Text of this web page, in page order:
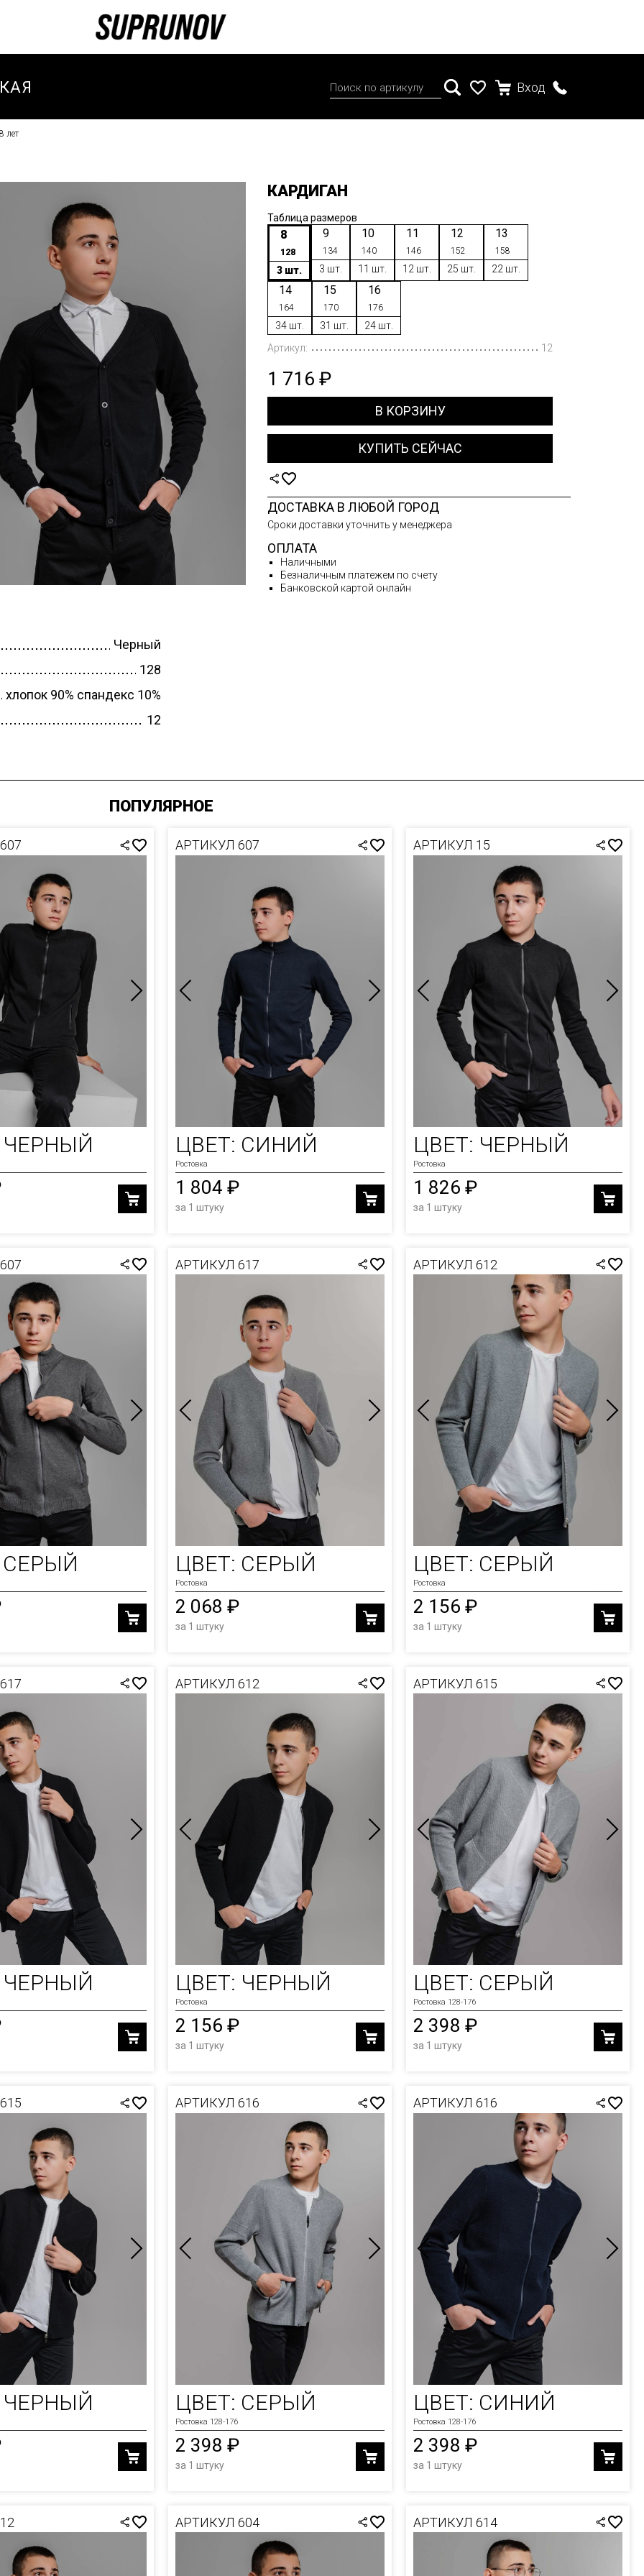
ВЕСНА
ДУТЫЙ
ЗИМА
ВЕСНА
Вход
8 лет
КАРДИГАН
Таблица размеров
8
128
3 шт.
9
134
3 шт.
10
140
11 шт.
11
146
12 шт.
12
152
25 шт.
13
158
22 шт.
14
164
34 шт.
15
170
31 шт.
16
176
24 шт.
Артикул:
12
1 716 ₽
В КОРЗИНУ
КУПИТЬ СЕЙЧАС
ДОСТАВКА В ЛЮБОЙ ГОРОД
Сроки доставки уточнить у менеджера
ОПЛАТА
Наличными
Безналичным платежем по счету
Банковской картой онлайн
Черный
128
хлопок 90% спандекс 10%
12
ПОПУЛЯРНОЕ
ЧЕРНЫЙ
АРТИКУЛ 607
ЦВЕТ: СИНИЙ
Ростовка
1 804 ₽
за 1 штуку
АРТИКУЛ 15
ЦВЕТ: ЧЕРНЫЙ
Ростовка
1 826 ₽
за 1 штуку
СЕРЫЙ
АРТИКУЛ 617
ЦВЕТ: СЕРЫЙ
Ростовка
2 068 ₽
за 1 штуку
АРТИКУЛ 612
ЦВЕТ: СЕРЫЙ
Ростовка
2 156 ₽
за 1 штуку
ЧЕРНЫЙ
АРТИКУЛ 612
ЦВЕТ: ЧЕРНЫЙ
Ростовка
2 156 ₽
за 1 штуку
АРТИКУЛ 615
ЦВЕТ: СЕРЫЙ
Ростовка 128-176
2 398 ₽
за 1 штуку
ЧЕРНЫЙ
АРТИКУЛ 616
ЦВЕТ: СЕРЫЙ
Ростовка 128-176
2 398 ₽
за 1 штуку
АРТИКУЛ 616
ЦВЕТ: СИНИЙ
Ростовка 128-176
2 398 ₽
за 1 штуку
АРТИКУЛ 604 АРТИКУЛ 614